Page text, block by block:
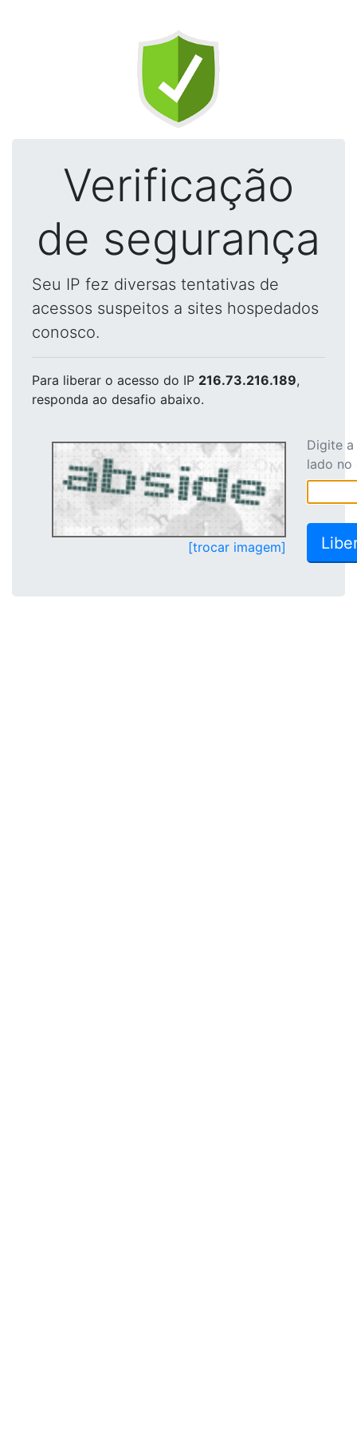
Verificação
de segurança
Seu IP fez diversas tentativas de
acessos suspeitos a sites hospedados
conosco.
Para liberar o acesso do IP 216.73.216.189,
responda ao desafio abaixo.
[trocar imagem]
Digite
lado no